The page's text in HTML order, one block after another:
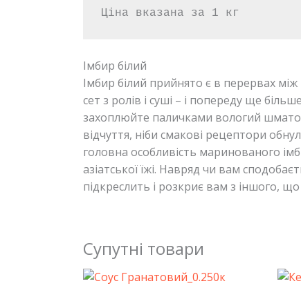
Ціна вказана за 1 кг
Імбир білий
Імбир білий прийнято є в перервах
сет з ролів і суші – і попереду ще
захоплюйте паличками вологий
відчуття, ніби смакові рецептори
головна особливість маринованого
азіатської їжі. Навряд чи вам
підкреслить і розкриє вам з іншого,
Супутні товари